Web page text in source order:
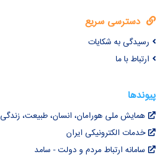
دسترسی سریع
رسیدگی به شکایات
ارتباط با ما
پیوندها
همایش ملی هورامان، انسان، طبیعت، زندگی
خدمات الکترونیکی ایران
سامانه ارتباط مردم و دولت - سامد